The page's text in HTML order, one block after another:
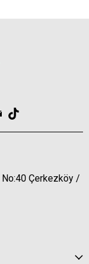
Çerkezköy /